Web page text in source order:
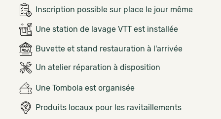
Inscription possible sur place le jour même
Une station de lavage VTT est installée
Buvette et stand restauration à l'arrivée
Un atelier réparation à disposition
Une Tombola est organisée
Produits locaux pour les ravitaillements